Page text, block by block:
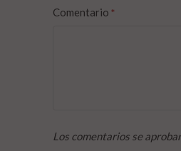
Comentario *
Los comentarios se